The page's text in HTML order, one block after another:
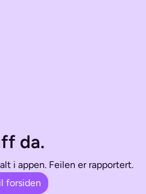
da.
i appen. Feilen er rapportert.
forsiden